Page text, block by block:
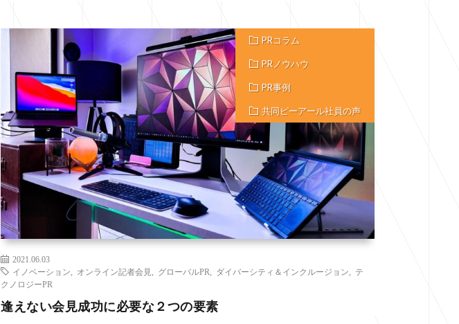
PRコラム
PRノウハウ
PR事例
共同ピーアール社員の声
2021.06.03
イノベーション
オンライン記者会見 グローバルPR ダイバーシティ＆インクルージョン
テ
クノロジーPR
逢えない会見成功に必要な２つの要素